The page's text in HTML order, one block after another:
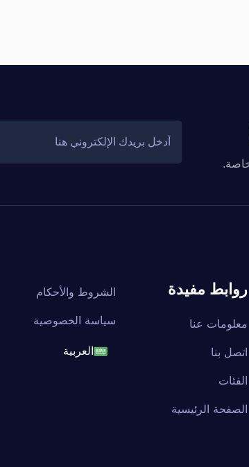
روابط مفيدة
معلومات عنا
اتصل بنا
الفئات
الصفحة الرئيسية
الشروط والأحكام
سياسة الخصوصية
العربية